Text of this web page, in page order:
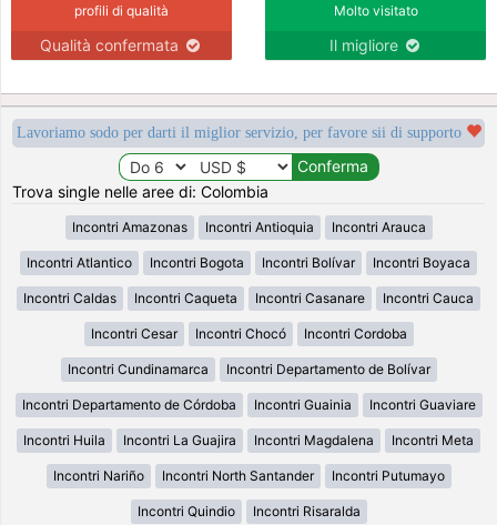
profili di qualità
Qualità confermata
Molto visitato
Il migliore
Lavoriamo sodo per darti il miglior servizio, per favore sii di supporto
Trova single nelle aree di: Colombia
Incontri Amazonas Incontri Antioquia Incontri Arauca
Incontri Atlantico Incontri Bogota Incontri Bolívar Incontri Boyaca
Incontri Caldas Incontri Caqueta Incontri Casanare Incontri Cauca
Incontri Cesar Incontri Chocó Incontri Cordoba
Incontri Cundinamarca Incontri Departamento de Bolívar
Incontri Departamento de Córdoba Incontri Guainia Incontri Guaviare
Incontri Huila Incontri La Guajira Incontri Magdalena Incontri Meta
Incontri Nariño Incontri North Santander Incontri Putumayo
Incontri Quindio Incontri Risaralda